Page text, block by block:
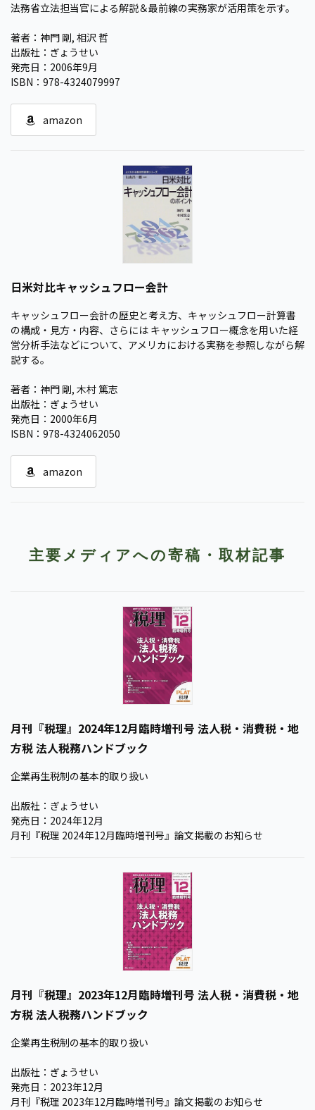
法務省立法担当官による解説＆最前線の実務家が活用策を示す。
著者：神門 剛, 相沢 哲
出版社：ぎょうせい
発売日：2006年9月
ISBN：978-4324079997
amazon
日米対比キャッシュフロー会計
キャッシュフロー会計の歴史と考え方、キャッシュフロー計算書
の構成・見方・内容、さらには キャッシュフロー概念を用いた経
営分析手法などについて、アメリカにおける実務を参照しながら解
説する。
著者：神門 剛, 木村 篤志
出版社：ぎょうせい
発売日：2000年6月
ISBN：978-4324062050
amazon
主要メディアへの寄稿・取材記事
月刊『税理』2024年12月臨時増刊号 法人税・消費税・地
方税 法人税務ハンドブック
企業再生税制の基本的取り扱い
出版社：ぎょうせい
発売日：2024年12月
月刊『税理 2024年12月臨時増刊号』論文掲載のお知らせ
月刊『税理』2023年12月臨時増刊号 法人税・消費税・地
方税 法人税務ハンドブック
企業再生税制の基本的取り扱い
出版社：ぎょうせい
発売日：2023年12月
月刊『税理 2023年12月臨時増刊号』論文掲載のお知らせ